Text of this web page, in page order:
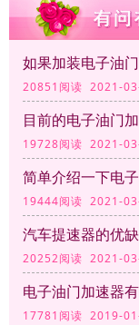
20851阅读 2021-
19728阅读 2021-
简单介绍一下电
19444阅读 2021-
汽车提速器的优
20252阅读 2021-
17781阅读 2019-